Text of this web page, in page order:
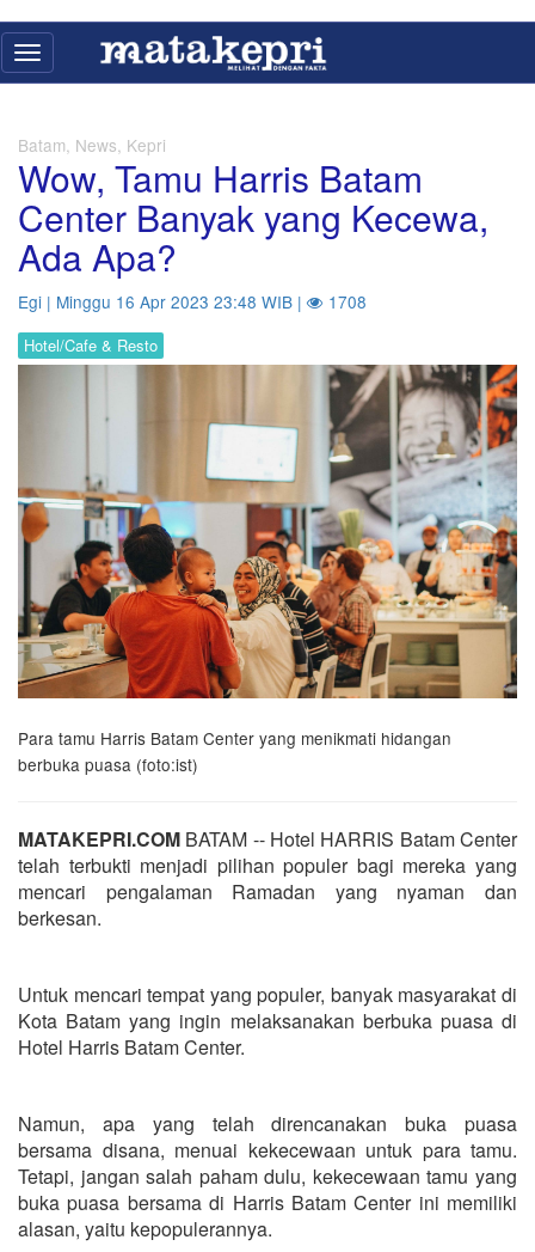
Toggle
navigation
Batam, News, Kepri
Wow, Tamu Harris Batam
Center Banyak yang Kecewa,
Ada Apa?
Egi | Minggu 16 Apr 2023 23:48 WIB | 1708
Hotel/Cafe & Resto
Para tamu Harris Batam Center yang menikmati hidangan
berbuka puasa (foto:ist)
MATAKEPRI.COM BATAM -- Hotel HARRIS Batam Center
telah terbukti menjadi pilihan populer bagi mereka yang
mencari pengalaman Ramadan yang nyaman dan
berkesan.
Untuk mencari tempat yang populer, banyak masyarakat di
Kota Batam yang ingin melaksanakan berbuka puasa di
Hotel Harris Batam Center.
Namun, apa yang telah direncanakan buka puasa
bersama disana, menuai kekecewaan untuk para tamu.
Tetapi, jangan salah paham dulu, kekecewaan tamu yang
buka puasa bersama di Harris Batam Center ini memiliki
alasan, yaitu kepopulerannya.